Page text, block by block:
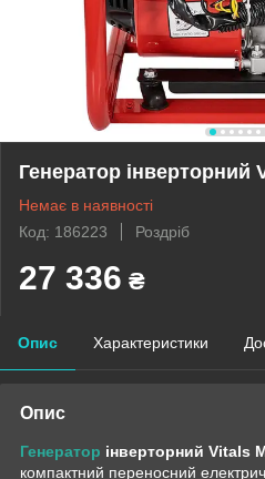
Генератор інверторний
Немає в наявності
Код: 186223
Роздріб
27 336 ₴
Опис Характеристики
Опис
Генератор інверторний Vitals
компактний переносний